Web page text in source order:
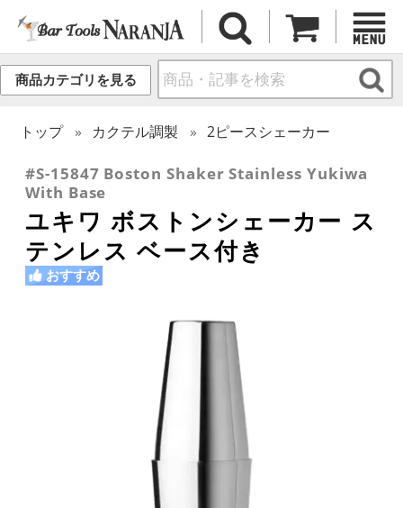
商品カテゴリを見る
トップ カクテル調製 2ピースシェーカー
#S-15847 Boston Shaker Stainless Yukiwa
With Base
ユキワ ボストンシェーカー ス
テンレス ベース付き
おすすめ